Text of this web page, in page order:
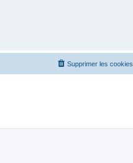
Supprimer les cookies